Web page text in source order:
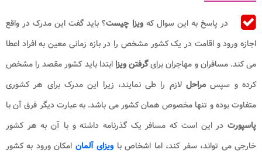
در پاسخ به این سوال کهویزا چیست؟ باید گفت این مدرک در واقع
اجازه ورود و اقامت در یک کشور مشخص را در بازه زمانی معین به افراد اعطا
می کند. مسافران و مهاجران برایگرفتن ویزا ابتدا باید کشور مقصد را مشخص
کرده و سپس مراحللازم را طی نمایند، زیرا این مدرک برای هر کشوری
متفاوت بوده و تنها مخصوص همان کشور می باشد. به عبارت دیگر فرق آن با
پاسپورت در این است که مسافر یک گذرنامه داشته و با آن به هر کشور
خارجی می تواند، سفر کند، اما اشخاص باویزای آلمان امکان ورود به کشور